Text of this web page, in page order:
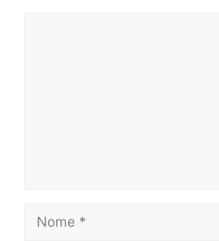
Nome